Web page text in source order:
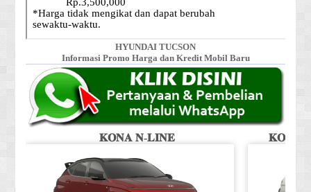
HYUNDAI TUCSON
Informasi Promo Harga dan Kredit Mobil Baru
𝐊𝐎𝐍𝐀 𝐍-𝐋𝐈𝐍𝐄 𝐊𝐎𝐍𝐀